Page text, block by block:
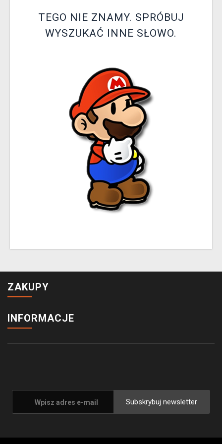
XZONE KLUBTEGO NIE ZNAMY. SPRÓBUJ
WYSZUKAĆ INNE SŁOWO.
ZAKUPY
INFORMACJE
Subskrybuj newsletter